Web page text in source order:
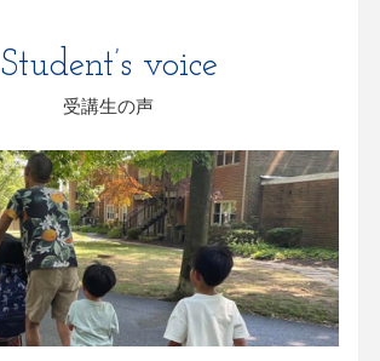
Student’s voice
受講生の声